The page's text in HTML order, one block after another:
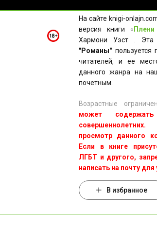
На сайте knigi-
версия книги «
Хармони Уэст . Эта
"Романы" пользуется
читателей, и ее
данного жанра на
почетным.
Возрастные
может
просмотр данного
Если в книге
ЛГБТ и другого,
написать на почту
В избранное